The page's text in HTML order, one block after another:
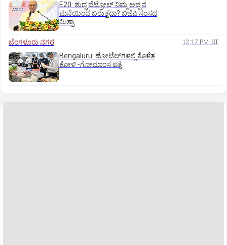
E20: ಶುದ್ಧ ಪೆಟ್ರೋಲ್ ನಿಮ್ಮ ಅಪ್ಪನ
ಮನೆಯಿಂದ ಬರುತ್ತದಾ? ಬಿಜೆಪಿ ಸಂಸದ
ಮಿಶ್ರಾ
ಬೆಂಗಳೂರು ನಗರ 12:17 PM IST
Bengaluru: ಹೋಟೆಲ್‌ಗ‌ಳಲ್ಲಿ ಕೊಳೆತ
ಕೋಳಿ -ಗೋಮಾಂಸ ಪತ್ತೆ